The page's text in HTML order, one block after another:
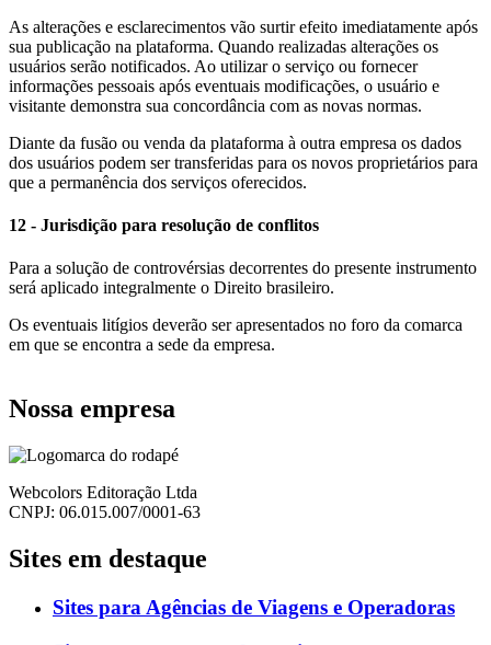
As alterações e esclarecimentos vão surtir efeito imediatamente após
sua publicação na plataforma. Quando realizadas alterações os
usuários serão notificados. Ao utilizar o serviço ou fornecer
informações pessoais após eventuais modificações, o usuário e
visitante demonstra sua concordância com as novas normas.
Diante da fusão ou venda da plataforma à outra empresa os dados
dos usuários podem ser transferidas para os novos proprietários para
que a permanência dos serviços oferecidos.
12 - Jurisdição para resolução de conflitos
Para a solução de controvérsias decorrentes do presente instrumento
será aplicado integralmente o Direito brasileiro.
Os eventuais litígios deverão ser apresentados no foro da comarca
em que se encontra a sede da empresa.
Nossa empresa
Webcolors Editoração Ltda
CNPJ: 06.015.007/0001-63
Sites em destaque
Sites para Agências de Viagens e Operadoras